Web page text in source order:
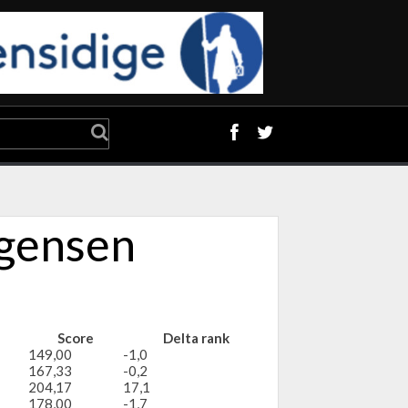
Score
Delta rank
149,00
-1,0
167,33
-0,2
204,17
17,1
178,00
-1,7